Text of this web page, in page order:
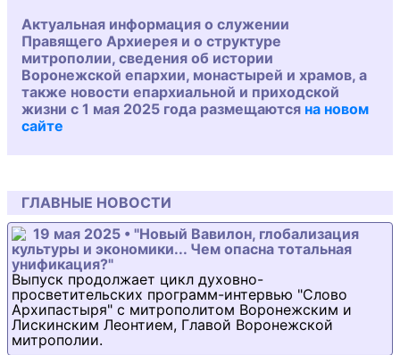
Актуальная информация о служении
Правящего Архиерея и о структуре
митрополии, сведения об истории
Воронежской епархии, монастырей и храмов, а
также новости епархиальной и приходской
жизни с 1 мая 2025 года размещаются на новом
сайте
ГЛАВНЫЕ НОВОСТИ
19 мая 2025 • "Новый Вавилон, глобализация
культуры и экономики... Чем опасна тотальная
унификация?"
Выпуск продолжает цикл духовно-
просветительских программ-интервью "Слово
Архипастыря" с митрополитом Воронежским и
Лискинским Леонтием, Главой Воронежской
митрополии.